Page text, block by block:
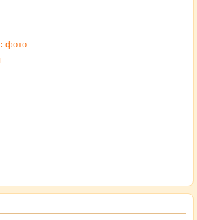
фото